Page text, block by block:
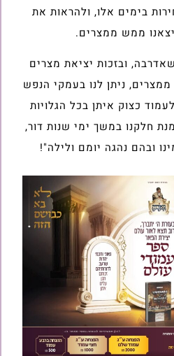
בימים אלו, ולהראות את
ממש ממצרים.
ובזכות יציאת מצרים
ניתן לנו בעמקי הנפש
כצוק איתן בכל הגלויות
חלקנו במשך ימי שנות דור,
ובהם נהגה יומם ולילה"!